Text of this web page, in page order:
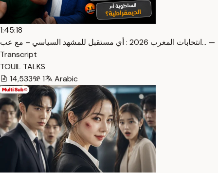
1:45:18
انتخابات المغرب 2026 : أي مستقبل للمشهد السياسي – مع عب… —
Transcript
TOUIL TALKS
14,533
1 Arabic